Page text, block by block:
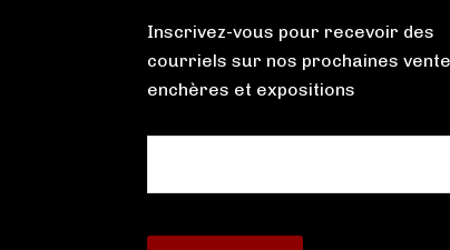
Inscrivez-vous pour recevoir des
courriels sur nos prochaines
enchères et expositions